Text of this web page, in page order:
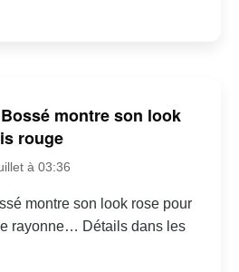
montre son look
rouge
à 03:36
montre son look rose pour
rayonne… Détails dans les